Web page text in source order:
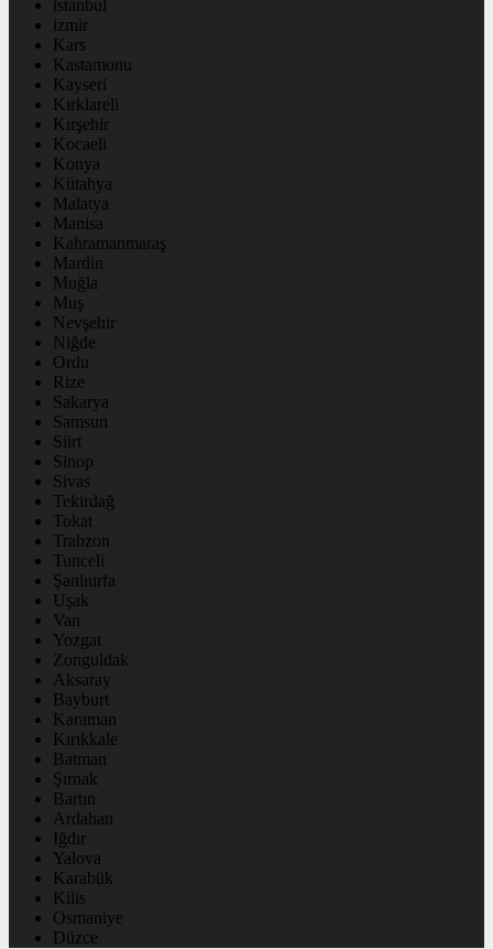
istanbul
izmir
Kars
Kastamonu
Kayseri
Kırklareli
Kırşehir
Kocaeli
Konya
Kütahya
Malatya
Manisa
Kahramanmaraş
Mardin
Muğla
Muş
Nevşehir
Niğde
Ordu
Rize
Sakarya
Samsun
Siirt
Sinop
Sivas
Tekirdağ
Tokat
Trabzon
Tunceli
Şanlıurfa
Uşak
Van
Yozgat
Zonguldak
Aksaray
Bayburt
Karaman
Kırıkkale
Batman
Şırnak
Bartın
Ardahan
Iğdır
Yalova
Karabük
Kilis
Osmaniye
Düzce